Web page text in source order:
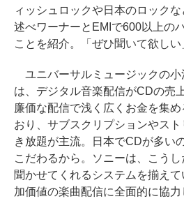
ィッシュロックや日本のロック
述べワーナーとEMIで600以上の
ことを紹介。「ぜひ聞いて欲しい
ユニバーサルミュージックの小
は、デジタル音楽配信がCDの売
廉価な配信で浅く広くお金を集
おり、サブスクリプションやス
き放題が主流。日本でCDが多い
こだわるから。ソニーは、こう
聞かせてくれるシステムを揃え
加価値の楽曲配信に全面的に協